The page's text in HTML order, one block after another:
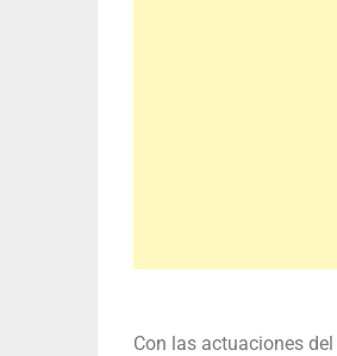
Con las actuaciones del